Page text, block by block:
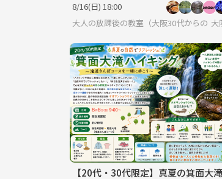
8/16(日) 18:00
大人の放課後の教室（大阪30代からのお大
【20代・30代限定】真夏の箕面大滝